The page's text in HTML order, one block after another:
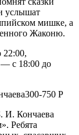
услышат
мишке, а
Жаконю.
— с 18:00 до
750 Р
И. Кончаева
Ребята